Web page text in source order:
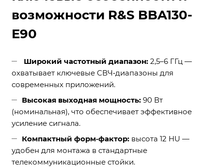
возможности R&S BBA130-
E90
Широкий частотный диапазон: 2,5–6 ГГц —
охватывает ключевые СВЧ‑диапазоны для
современных приложений.
Высокая выходная мощность: 90 Вт
(номинальная), что обеспечивает эффективное
усиление сигнала.
Компактный форм‑фактор: высота 12 HU —
удобен для монтажа в стандартные
телекоммуникационные стойки.